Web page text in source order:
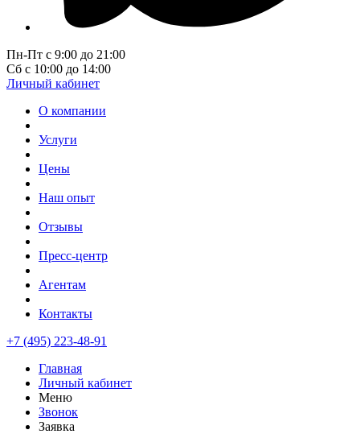
Пн-Пт с 9:00 до 21:00
Сб с 10:00 до 14:00
Личный кабинет
О компании
Услуги
Цены
Наш опыт
Отзывы
Пресс-центр
Агентам
Контакты
+7 (495) 223-48-91
Главная
Личный кабинет
Меню
Звонок
Заявка